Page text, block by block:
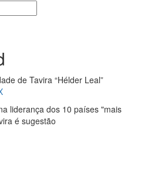
de Tavira “Hélder Leal”
liderança dos 10 países "mais
é sugestão